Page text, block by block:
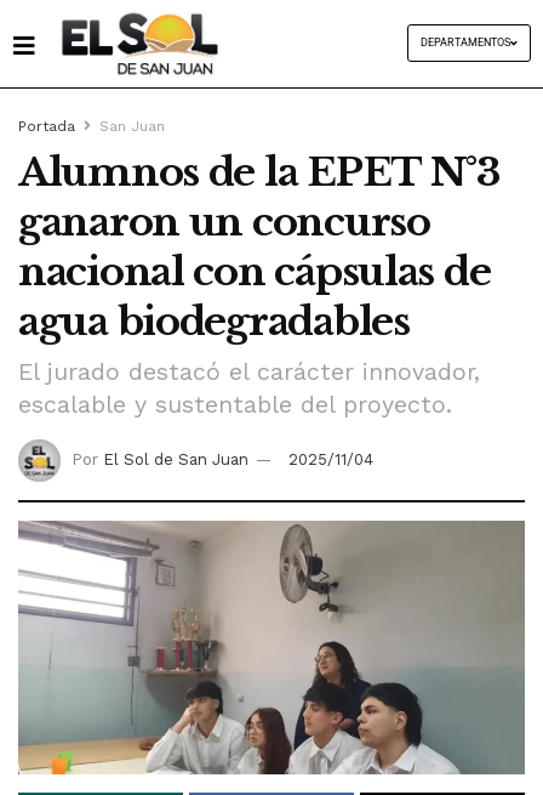
DEPARTAMENTOS
Portada San Juan
Alumnos de la EPET N°3
ganaron un concurso
nacional con cápsulas de
agua biodegradables
El jurado destacó el carácter innovador,
escalable y sustentable del proyecto.
Por El Sol de San Juan 2025/11/04